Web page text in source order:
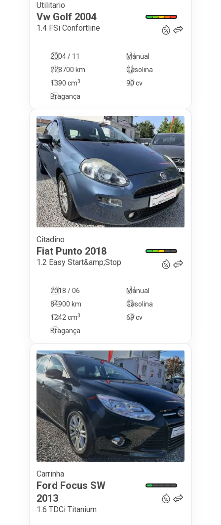
Utilitario
Vw Golf 2004
1.4 FSi Confortline
2004 / 11
Manual
228700 km
90 cv
Gasolina
1390 cm3
Bragança
Citadino
Fiat Punto 2018
1.2 Easy Start&amp;Stop
2018 / 06
Manual
84900 km
69 cv
Gasolina
1242 cm3
Bragança
Carrinha
Ford Focus SW
2013
1.6 TDCi Titanium